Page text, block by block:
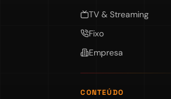
TV & Streaming
Fixo
Empresa
CONTEÚDO